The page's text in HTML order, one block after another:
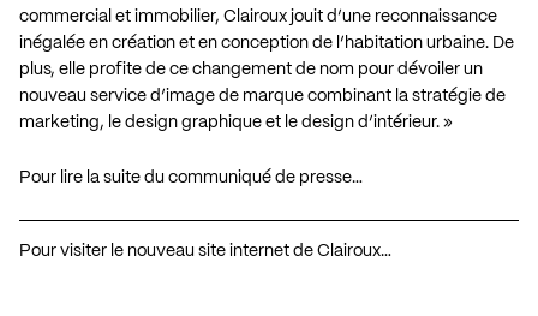
commercial et immobilier, Clairoux jouit d’une reconnaissance
inégalée en création et en conception de l’habitation urbaine. De
plus, elle profite de ce changement de nom pour dévoiler un
nouveau service d’image de marque combinant la stratégie de
marketing, le design graphique et le design d’intérieur. »
Pour lire la suite du communiqué de presse…
Pour visiter le nouveau site internet de Clairoux…